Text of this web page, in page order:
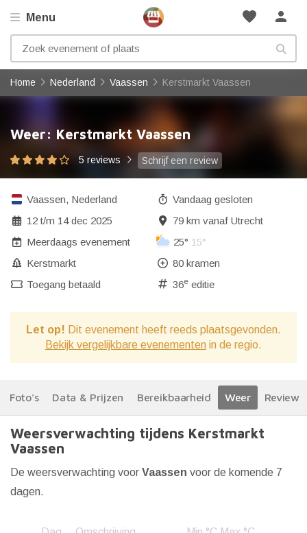
favorite person
Menu
Home Nederland Vaassen Kerstmarkt Vaassen
Weer: Kerstmarkt Vaassen
5 reviews Schrijf een review
Vaassen, Nederland
12t/m 14 dec 2025
Meerdaags evenement
Kerstmarkt
Toegang betaald
Vandaag gesloten
79 km vanaf Utrecht
25° 15°
80 kramen
36eeditie
Let op! Dit evenement heeft reeds plaatsgevonden.
Bekijk vergelijkbare evenementen in de regio.
Foto's Data & Prijzen Bereikbaarheid Weer Reviews
Weersverwachting tijdens Kerstmarkt
Vaassen
De weersverwachting voor Vaassen voor de komende 7
dagen.